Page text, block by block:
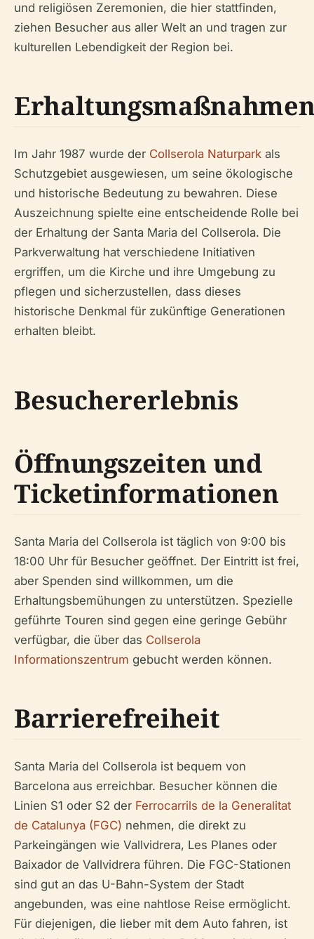
und religiösen Zeremonien, die hier stattfinden,
ziehen Besucher aus aller Welt an und tragen zur
kulturellen Lebendigkeit der Region bei.
Im Jahr 1987 wurde der Collserola Naturpark als
Schutzgebiet ausgewiesen, um seine ökologische
und historische Bedeutung zu bewahren. Diese
Auszeichnung spielte eine entscheidende Rolle bei
der Erhaltung der Santa Maria del Collserola. Die
Parkverwaltung hat verschiedene Initiativen
ergriffen, um die Kirche und ihre Umgebung zu
pflegen und sicherzustellen, dass dieses
historische Denkmal für zukünftige Generationen
erhalten bleibt.
Besuchererlebnis
Öffnungszeiten und
Ticketinformationen
Santa Maria del Collserola ist täglich von 9:00 bis
18:00 Uhr für Besucher geöffnet. Der Eintritt ist frei,
aber Spenden sind willkommen, um die
Erhaltungsbemühungen zu unterstützen. Spezielle
geführte Touren sind gegen eine geringe Gebühr
verfügbar, die über das Collserola
Informationszentrum gebucht werden können.
Barrierefreiheit
Santa Maria del Collserola ist bequem von
Barcelona aus erreichbar. Besucher können die
Linien S1 oder S2 der Ferrocarrils de la Generalitat
de Catalunya (FGC) nehmen, die direkt zu
Parkeingängen wie Vallvidrera, Les Planes oder
Baixador de Vallvidrera führen. Die FGC-Stationen
sind gut an das U-Bahn-System der Stadt
angebunden, was eine nahtlose Reise ermöglicht.
Für diejenigen, die lieber mit dem Auto fahren, ist